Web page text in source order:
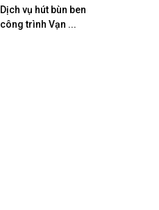
Dịch vụ hút bùn ben
công trình Vạn ...